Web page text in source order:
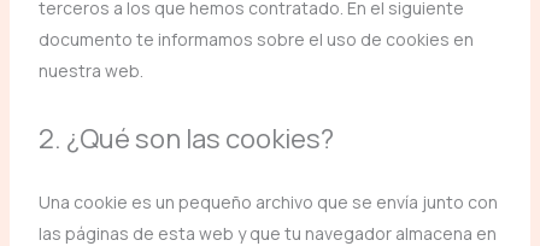
terceros a los que hemos contratado. En el siguiente
documento te informamos sobre el uso de cookies en
nuestra web.
2. ¿Qué son las cookies?
Una cookie es un pequeño archivo que se envía junto con
las páginas de esta web y que tu navegador almacena en